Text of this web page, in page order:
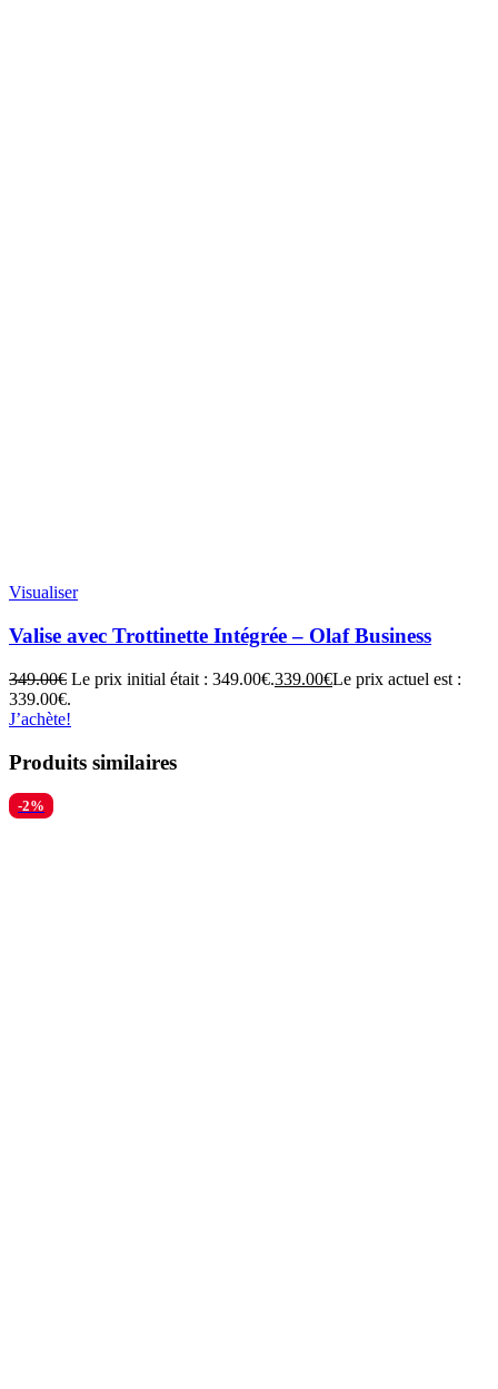
Visualiser
Valise avec Trottinette Intégrée – Olaf Business
349.00€ Le prix initial était : 349.00€.339.00€Le prix actuel est :
339.00€.
J’achète!
Produits similaires
-2%